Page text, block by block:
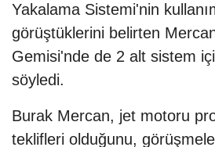
Yakalama Sistemi'nin
görüştüklerini belirten
Gemisi'nde de 2 alt sistem
söyledi.
Burak Mercan, jet motoru
teklifleri olduğunu,